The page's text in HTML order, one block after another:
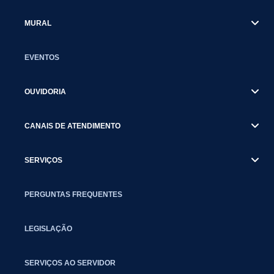
MURAL
EVENTOS
OUVIDORIA
CANAIS DE ATENDIMENTO
SERVIÇOS
PERGUNTAS FREQUENTES
LEGISLAÇÃO
SERVIÇOS AO SERVIDOR